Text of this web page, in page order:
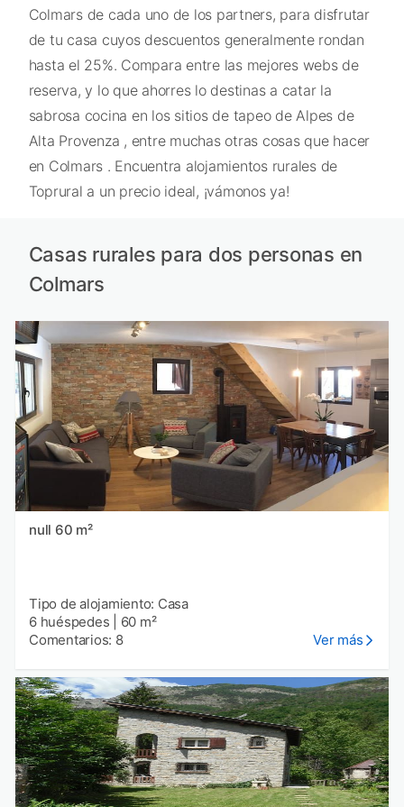
Colmars de cada uno de los partners, para disfrutar
de tu casa cuyos descuentos generalmente rondan
hasta el 25%. Compara entre las mejores webs de
reserva, y lo que ahorres lo destinas a catar la
sabrosa cocina en los sitios de tapeo de Alpes de
Alta Provenza , entre muchas otras cosas que hacer
en Colmars . Encuentra alojamientos rurales de
Toprural a un precio ideal, ¡vámonos ya!
Casas rurales para dos personas en
Colmars
null 60 m²
Tipo de alojamiento: Casa
6 huéspedes
60 m²
Comentarios: 8
Ver más